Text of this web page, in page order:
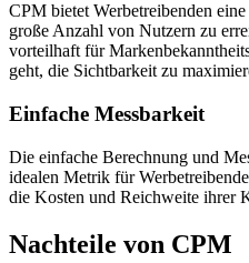
CPM bietet Werbetreibenden
große Anzahl von Nutzern zu
vorteilhaft für
geht, die Sichtbarkeit zu
Einfache Messbarkeit
Die einfache Berechnung und
idealen Metrik für
die Kosten und Reichweite ihrer
Nachteile von CPM